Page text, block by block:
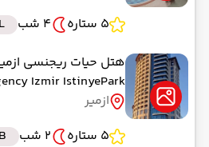
5 ستاره
4 شب
هتل حیات ریجنسی
Izmir IstinyePark
ازمیر
5 ستاره
2 شب